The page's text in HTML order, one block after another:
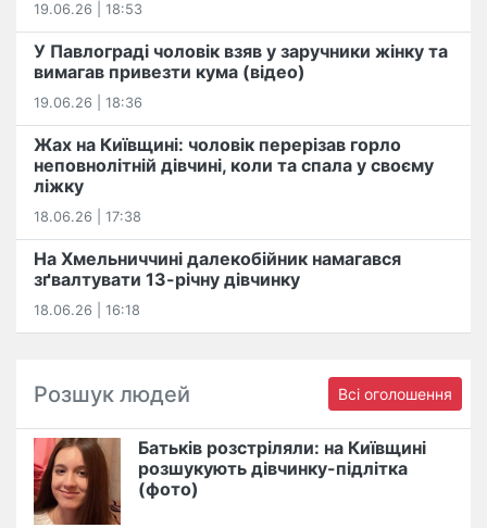
19.06.26 | 18:53
У Павлограді чоловік взяв у заручники жінку та
вимагав привезти кума (відео)
19.06.26 | 18:36
Жах на Київщині: чоловік перерізав горло
неповнолітній дівчині, коли та спала у своєму
ліжку
18.06.26 | 17:38
На Хмельниччині далекобійник намагався
зґвалтувати 13-річну дівчинку
18.06.26 | 16:18
Розшук людей Всі оголошення
Батьків розстріляли: на Київщині
розшукують дівчинку-підлітка
(фото)